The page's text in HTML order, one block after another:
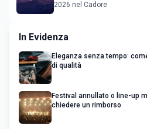
2026 nel Cadore
In Evidenza
Eleganza senza tempo:
di qualità
Festival annullato o line-up
chiedere un rimborso